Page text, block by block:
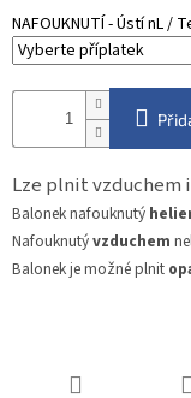
NAFOUKNUTÍ - Ústí nL /
Lze plnit
Balonek nafouknutý
Nafouknutývzduchem
Balonek je možné plnit